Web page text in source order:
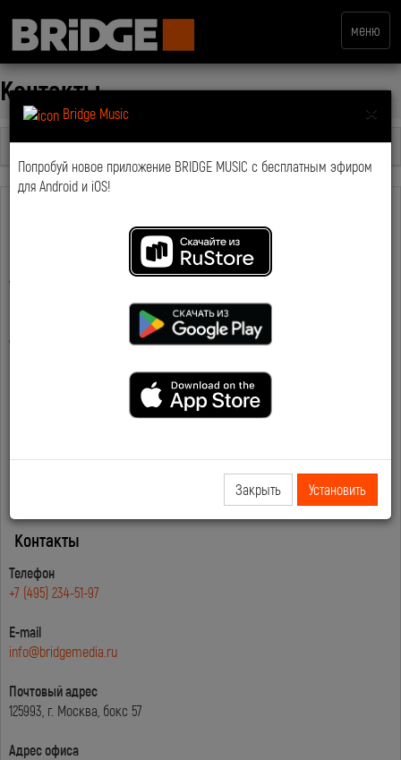
меню
×
Bridge Music
Попробуй новое приложение BRIDGE MUSIC с бесплатным эфиром
для Android и iOS!
Закрыть Установить
Контакты
Выбрать раздел
Telegram:
https://t.me/bridgemedia
VK:
Контакты
Телефон
+7 (495) 234-51-97
E-mail
info@bridgemedia.ru
Почтовый адрес
125993, г. Москва, бокс 57
Адрес офиса